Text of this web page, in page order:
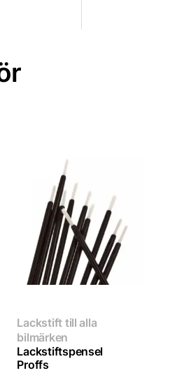
Lackstift till alla
bilmärken
Lackstiftspensel
Proffs